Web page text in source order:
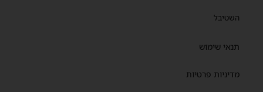
השטיבל
תנאי שימוש
מדיניות פרטיות